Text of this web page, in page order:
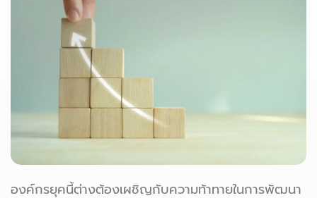
องค์กรยุคนี้ต่างต้องเผชิญกับความท้าทายในการพัฒนา